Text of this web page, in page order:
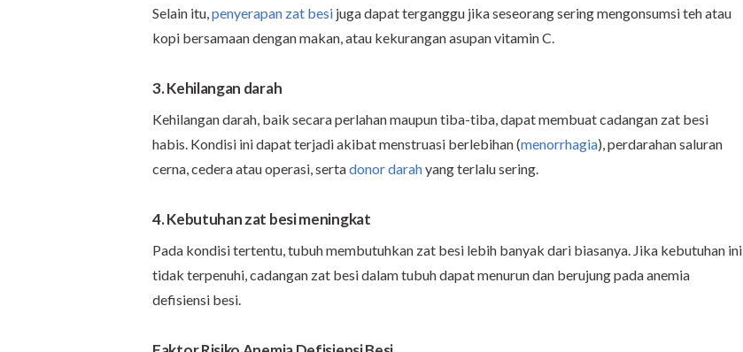
Selain itu,penyerapan zat besi juga dapat terganggu jika seseorang sering mengonsumsi teh atau
kopi bersamaan dengan makan, atau kekurangan asupan vitamin C.
3. Kehilangan darah
Kehilangan darah, baik secara perlahan maupun tiba-tiba, dapat membuat cadangan zat besi
habis. Kondisi ini dapat terjadi akibat menstruasi berlebihan (menorrhagia), perdarahan saluran
cerna, cedera atau operasi, sertadonor darahyang terlalu sering.
4. Kebutuhan zat besi meningkat
Pada kondisi tertentu, tubuh membutuhkan zat besi lebih banyak dari biasanya. Jika kebutuhan ini
tidak terpenuhi, cadangan zat besi dalam tubuh dapat menurun dan berujung pada anemia
defisiensi besi.